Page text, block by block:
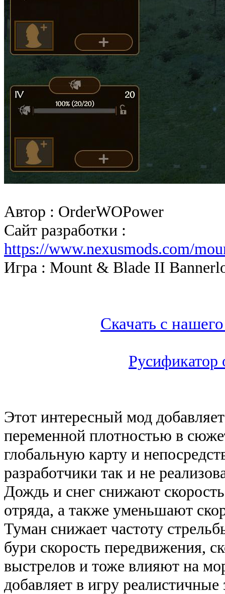
Автор : OrderWOPower
Сайт разработки :
https://www.nexusmods.com/
Игра : Mount & Blade II
Скачать с
Русификатор
Этот интересный мод
переменной плотностью в
глобальную карту и
разработчики так и не
Дождь и снег снижают
отряда, а также уменьшают
Туман снижает частоту
бури скорость передвижения,
выстрелов и тоже влияют на
добавляет в игру